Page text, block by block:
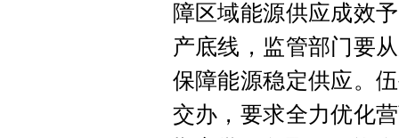
障区域能源供应成效
产底线，监管部门要
保障能源稳定供应。
交办，要求全力优化